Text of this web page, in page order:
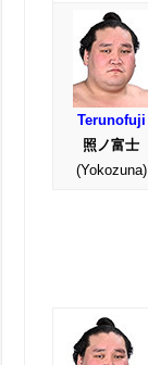
Terunofuji
照ノ富士
(Yokozuna)